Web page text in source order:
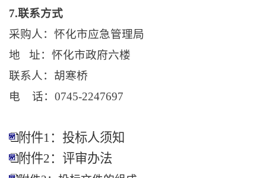
7.联系方式
采购人：怀化市应急管理局
地
址：怀化市政府六楼
联系人：胡寒桥
电 话：0745-2247697
附件1：投标人须知
附件2：评审办法